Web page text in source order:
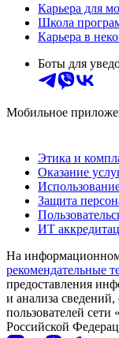
Карьера для
Школа
Карьера в
Боты для
Мобильное
Этика и
Оказание
Защита
ИТ
На информационном
рекомендательные
предоставления
и анализа
пользователей
Российской